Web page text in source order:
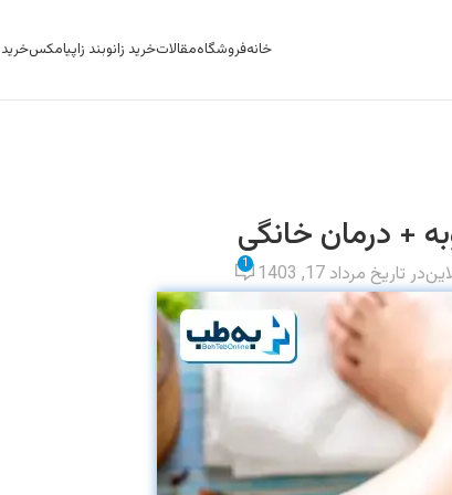
خانهفروشگاهمقالاتخرید زانوبند زاپیامکسخرید
+ درمان خانگی
در تاریخ مرداد 17, 1403 1